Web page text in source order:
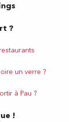
?
un verre ?
à Pau ?
!